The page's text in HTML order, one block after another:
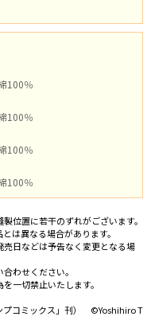
100％
100％
100％
100％
位置に若干のずれがございます。
は異なる場合があります。
日などは予告なく変更となる場
わせください。
一切禁止いたします。
プコミックス」刊） ©Yoshihiro T